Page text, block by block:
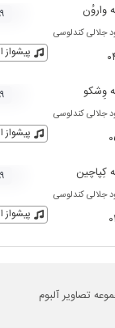
واروُن
جلالی کندلوسی
پیشواز
وِشکو
جلالی کندلوسی
پیشواز
کِپاچین
جلالی کندلوسی
پیشواز
تصاویر آلبوم